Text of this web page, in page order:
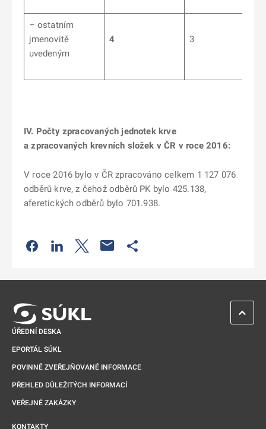
– ostatním
jmenovitě
uvedeným
4 3
IV. Počty zpracovaných jednotek krve
a zpracovaných krevních složek v ČR v roce 2016:
V roce 2016 bylo v ČR zpracováno celkem 1 127 076
odběrů krve, z čehož odběrů PK bylo 425.138,
aferetických odběrů bylo 701.938.
Odkaz se otevře na nové kartě
Odkaz se otevře na nové kartě
Odkaz se otevře na nové kartě
ÚŘEDNÍ DESKA
EPORTÁL SÚKL
POVINNĚ ZVEŘEJŇOVANÉ INFORMACE
PŘEHLED DŮLEŽITÝCH INFORMACÍ
VEŘEJNÉ ZAKÁZKY
KONTAKTY
ZPĚT